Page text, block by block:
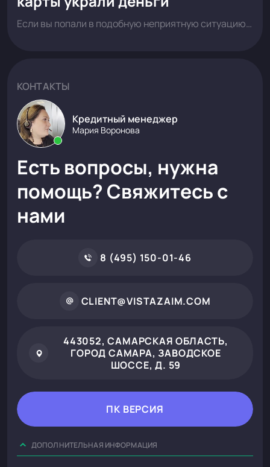
Если вы попали в подобную неприятную ситуацию, вам будет полезна наша статья.
КОНТАКТЫ
Кредитный менеджер
Мария Воронова
Есть вопросы, нужна
помощь? Свяжитесь с
нами
8 (495) 150-01-46
CLIENT@VISTAZAIM.COM
443052, САМАРСКАЯ ОБЛАСТЬ,
ГОРОД САМАРА, ЗАВОДСКОЕ
ШОССЕ, Д. 59
ПК ВЕРСИЯ
ДОПОЛНИТЕЛЬНАЯ ИНФОРМАЦИЯ